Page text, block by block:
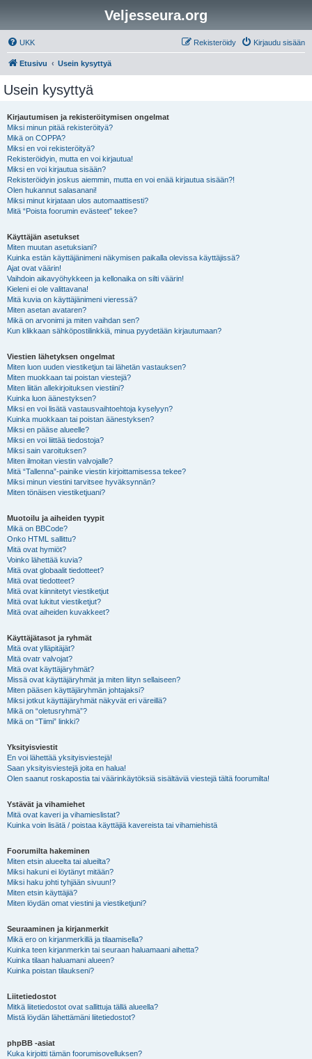
Veljesseura.org
UKK Kirjaudu sisään
Rekisteröidy
Etusivu Usein kysyttyä
Usein kysyttyä
Kirjautumisen ja rekisteröitymisen ongelmat
Miksi minun pitää rekisteröityä?
Mikä on COPPA?
Miksi en voi rekisteröityä?
Rekisteröidyin, mutta en voi kirjautua!
Miksi en voi kirjautua sisään?
Rekisteröidyin joskus aiemmin, mutta en voi enää kirjautua sisään?!
Olen hukannut salasanani!
Miksi minut kirjataan ulos automaattisesti?
Mitä “Poista foorumin evästeet” tekee?
Käyttäjän asetukset
Miten muutan asetuksiani?
Kuinka estän käyttäjänimeni näkymisen paikalla olevissa käyttäjissä?
Ajat ovat väärin!
Vaihdoin aikavyöhykkeen ja kellonaika on silti väärin!
Kieleni ei ole valittavana!
Mitä kuvia on käyttäjänimeni vieressä?
Miten asetan avataren?
Mikä on arvonimi ja miten vaihdan sen?
Kun klikkaan sähköpostilinkkiä, minua pyydetään kirjautumaan?
Viestien lähetyksen ongelmat
Miten luon uuden viestiketjun tai lähetän vastauksen?
Miten muokkaan tai poistan viestejä?
Miten liitän allekirjoituksen viestiini?
Kuinka luon äänestyksen?
Miksi en voi lisätä vastausvaihtoehtoja kyselyyn?
Kuinka muokkaan tai poistan äänestyksen?
Miksi en pääse alueelle?
Miksi en voi liittää tiedostoja?
Miksi sain varoituksen?
Miten ilmoitan viestin valvojalle?
Mitä “Tallenna”-painike viestin kirjoittamisessa tekee?
Miksi minun viestini tarvitsee hyväksynnän?
Miten tönäisen viestiketjuani?
Muotoilu ja aiheiden tyypit
Mikä on BBCode?
Onko HTML sallittu?
Mitä ovat hymiöt?
Voinko lähettää kuvia?
Mitä ovat globaalit tiedotteet?
Mitä ovat tiedotteet?
Mitä ovat kiinnitetyt viestiketjut
Mitä ovat lukitut viestiketjut?
Mitä ovat aiheiden kuvakkeet?
Käyttäjätasot ja ryhmät
Mitä ovat ylläpitäjät?
Mitä ovatr valvojat?
Mitä ovat käyttäjäryhmät?
Missä ovat käyttäjäryhmät ja miten liityn sellaiseen?
Miten pääsen käyttäjäryhmän johtajaksi?
Miksi jotkut käyttäjäryhmät näkyvät eri väreillä?
Mikä on “oletusryhmä”?
Mikä on “Tiimi” linkki?
Yksityisviestit
En voi lähettää yksityisviestejä!
Saan yksityisviestejä joita en halua!
Olen saanut roskapostia tai väärinkäytöksiä sisältäviä viestejä tältä foorumilta!
Ystävät ja vihamiehet
Mitä ovat kaveri ja vihamieslistat?
Kuinka voin lisätä / poistaa käyttäjiä kavereista tai vihamiehistä
Foorumilta hakeminen
Miten etsin alueelta tai alueilta?
Miksi hakuni ei löytänyt mitään?
Miksi haku johti tyhjään sivuun!?
Miten etsin käyttäjiä?
Miten löydän omat viestini ja viestiketjuni?
Seuraaminen ja kirjanmerkit
Mikä ero on kirjanmerkillä ja tilaamisella?
Kuinka teen kirjanmerkin tai seuraan haluamaani aihetta?
Kuinka tilaan haluamani alueen?
Kuinka poistan tilaukseni?
Liitetiedostot
Mitkä liitetiedostot ovat sallittuja tällä alueella?
Mistä löydän lähettämäni liitetiedostot?
phpBB -asiat
Kuka kirjoitti tämän foorumisovelluksen?